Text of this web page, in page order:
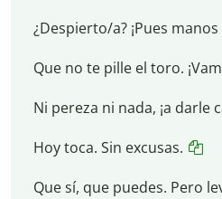
¿Despierto/a? ¡Pues
Que no te pille el toro.
Ni pereza ni nada, ¡a darle
Hoy toca. Sin excusas.
Que sí, que puedes. Pero